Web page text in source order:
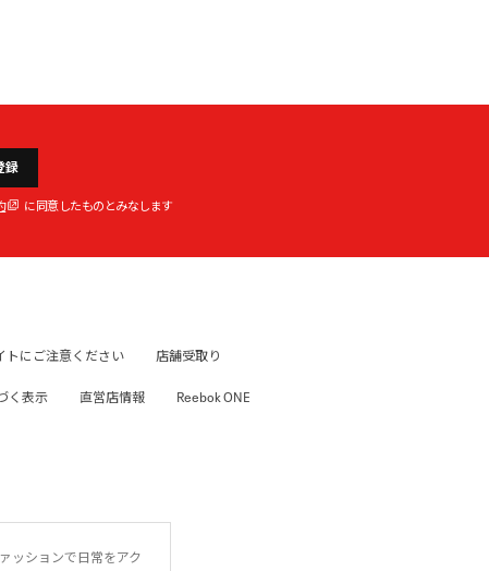
録
に同意したものとみなします
トにご注意ください 店舗受取り
く表示 直営店情報 Reebok ONE
ッションで日常をアク